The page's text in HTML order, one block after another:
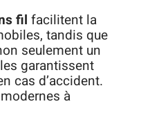
fil facilitent la
tandis que
seulement un
garantissent
cas d’accident.
à